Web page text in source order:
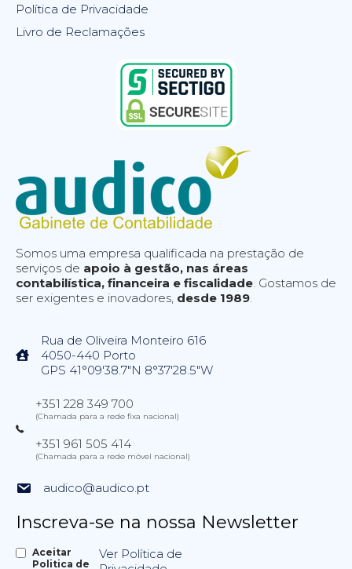
Política de Privacidade
Livro de Reclamações
Somos uma empresa qualificada na prestação de
serviços de apoio à gestão, nas áreas
contabilística, financeira e fiscalidade. Gostamos de
ser exigentes e inovadores, desde 1989.
Rua de Oliveira Monteiro 616
4050-440 Porto
GPS 41°09'38.7"N 8°37'28.5"W
+351 228 349 700
(Chamada para a rede fixa nacional)
+351 961 505 414
(Chamada para a rede móvel nacional)
audico@audico.pt
Inscreva-se na nossa Newsletter
Aceitar
Politica de
Ver Política de